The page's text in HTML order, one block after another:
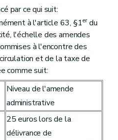
par ce qui suit:
à l'article 63, §1erdu
l'échelle des amendes
à l'encontre des
et de la taxe de
comme suit:
Niveau de l'amende
administrative
25 euros lors de la
délivrance de